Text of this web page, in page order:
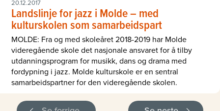
20.12.2017
Landslinje for jazz i Molde – med
kulturskolen som samarbeidspart
MOLDE: Fra og med skoleåret 2018-2019 har Molde
videregående skole det nasjonale ansvaret for å tilby
utdanningsprogram for musikk, dans og drama med
fordypning i jazz. Molde kulturskole er en sentral
samarbeidspartner for den videregående skolen.